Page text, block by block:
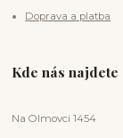
Doprava a platba
Kde nás najdete
Na Olmovci 1454